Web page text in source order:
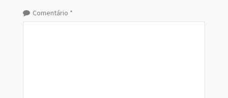
Comentário *